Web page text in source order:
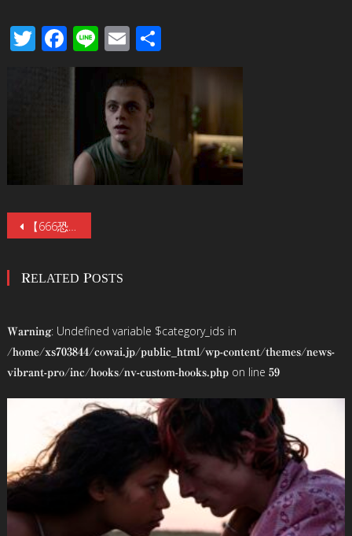
TwitterFacebook
LineEmail
有
投
ナ
ゲ
ー
ン
【666恐怖の日記念】ザ・ホラーなシャワーシーンが解禁。A24製作ホラー『ブリング・ハー・バック』7/10(金)公開。『TALK TO ME／トーク・トゥ・ミー』監督最新作。スティーヴン・キング絶賛。
RELATED POSTS
Warning: Undefined variable $category_ids in
/home/xs703844/cowai.jp/public_html/wp-content/themes/news-
vibrant-pro/inc/hooks/nv-custom-hooks.phpon line 59